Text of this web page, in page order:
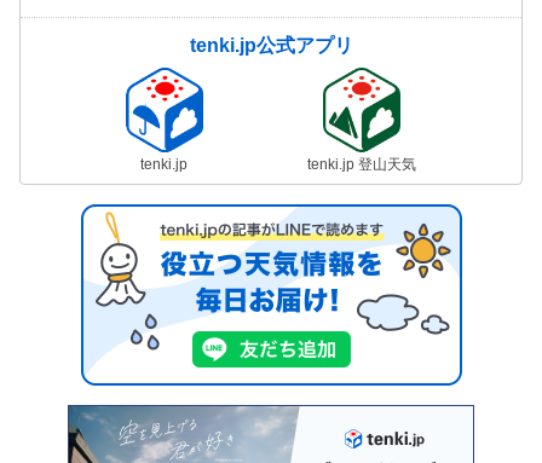
tenki.jp公式アプリ
tenki.jp tenki.jp 登山天気